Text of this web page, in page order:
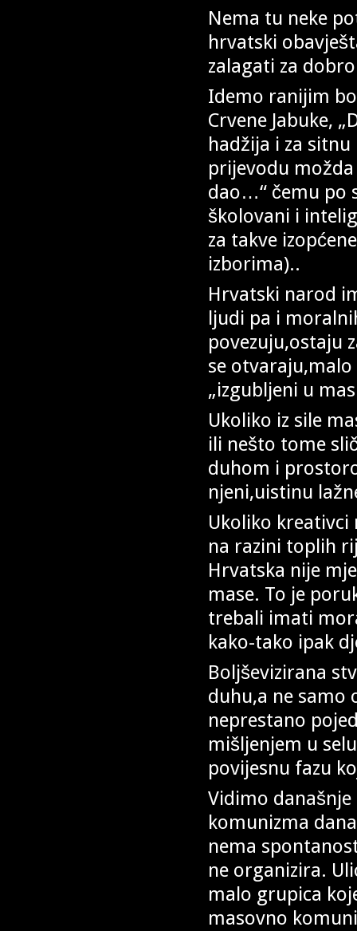
Nema tu neke
hrvatski
zalagati za
Idemo ranijim
Crvene Jabuke,
hadžija i za
prijevodu
dao…“ čemu po
školovani i
za takve
izborima)..
Hrvatski narod
ljudi pa i
povezuju,ostaju
se
„izgubljeni u
Ukoliko iz sile
ili nešto tome
duhom i
njeni,uistinu
Ukoliko
na razini toplih
Hrvatska nije
mase. To je
trebali imati
kako-tako ipak
Boljševizirana
duhu,a ne samo
neprestano
mišljenjem u
povijesnu fazu
Vidimo
komunizma
nema
ne organizira.
malo grupica
masovno